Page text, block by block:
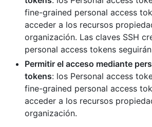
fine-grained personal access
acceder a los recursos
organización. Las claves SSH
personal access tokens
Permitir el acceso mediante
tokens: los Personal access
fine-grained personal access
acceder a los recursos
organización.